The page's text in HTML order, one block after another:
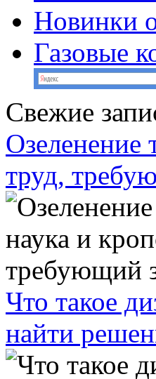
Новинки
Газовые
Свежие
Озеленение
труд,
Что такое
найти